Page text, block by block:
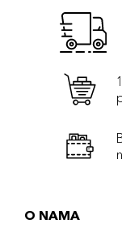
O NAMA